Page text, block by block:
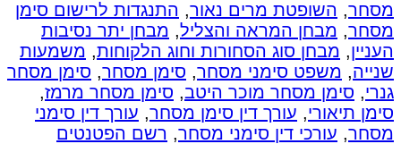
מסחר, השופטת מרים נאור, התנגדות לרישום סימן
מסחר, מבחן המראה והצליל, מבחן יתר נסיבות
העניין, מבחן סוג הסחורות וחוג הלקוחות, משמעות
שנייה, משפט סימני מסחר, סימן מסחר, סימן מסחר
גנרי, סימן מסחר מוכר היטב, סימן מסחר מרמז,
סימן תיאורי, עורך דין סימן מסחר, עורך דין סימני
מסחר, עורכי דין סימני מסחר, רשם הפטנטים